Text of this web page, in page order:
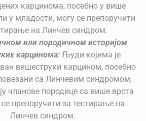
карцинома, посебно у више
у младости, могу се препоручити
на Линчев синдром.
или породичном историјом
карцинома: Људи којима је
вишеструки карцином, посебно
са Линчевим синдромом,
чланове породице са више врста
препоручити за тестирање на
Линчев синдром.